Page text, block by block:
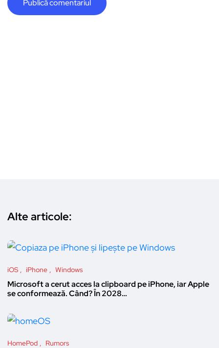
Alte articole:
iOS iPhone Windows
Microsoft a cerut acces la clipboard pe iPhone, iar Apple
se conformează. Când? În 2028…
HomePod Rumors